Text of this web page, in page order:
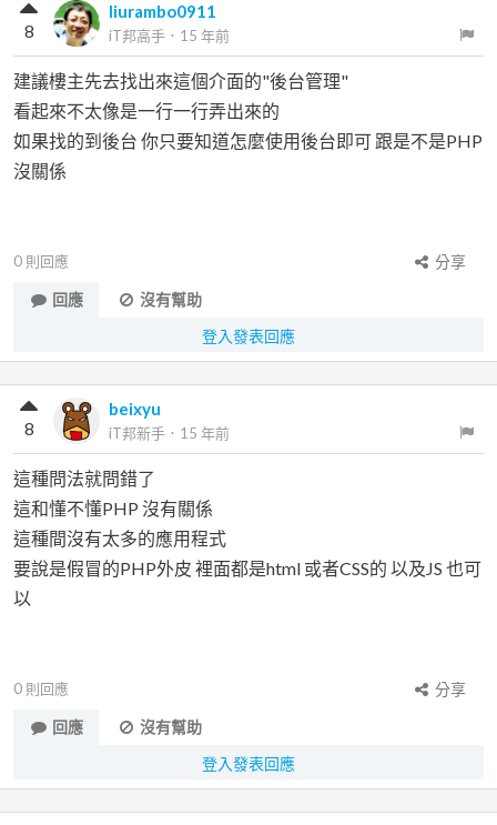
liurambo0911
iT邦高手 ． 15 年前
8
建議樓主先去找出來這個介面的"後台管理"
看起來不太像是一行一行弄出來的
如果找的到後台 你只要知道怎麼使用後台即可 跟是不是PHP
沒關係
0 則回應
分享
回應
沒有幫助
登入發表回應
beixyu
iT邦新手 ． 15 年前
8
這種問法就問錯了
這和懂不懂PHP 沒有關係
這種間沒有太多的應用程式
要說是假冒的PHP外皮 裡面都是html 或者CSS的 以及JS 也可
以
0 則回應
分享
回應
沒有幫助
登入發表回應